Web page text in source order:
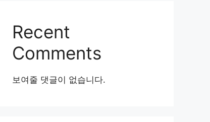
Recent
Comments
보여줄 댓글이 없습니다.